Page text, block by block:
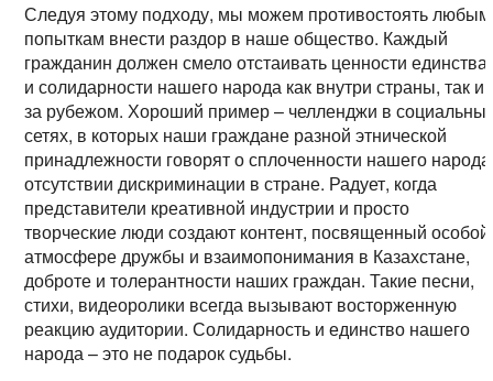
Следуя этому подходу, мы можем противостоять любым
попыткам внести раздор в наше общество. Каждый
гражданин должен смело отстаивать ценности единства
и солидарности нашего народа как внутри страны, так и
за рубежом. Хороший пример – челленджи в
сетях, в которых наши граждане разной этнической
принадлежности говорят о сплоченности нашего
отсутствии дискриминации в стране. Радует, когда
представители креативной индустрии и просто
творческие люди создают контент, посвященный особой
атмосфере дружбы и взаимопонимания в Казахстане,
доброте и толерантности наших граждан. Такие песни,
стихи, видеоролики всегда вызывают восторженную
реакцию аудитории. Солидарность и единство нашего
народа – это не подарок судьбы.